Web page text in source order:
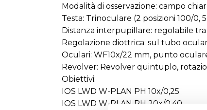
Modalità di osservazione: campo
Testa: Trinoculare (2 posizioni 100/0,
Distanza interpupillare: regolabile tra
Regolazione diottrica: sul tubo
Oculari: WF10x/22 mm, punto
Revolver: Revolver quintuplo,
Obiettivi:
IOS LWD W-PLAN PH 10x/0,25
IOS LWD W-PLAN PH 20x/0,40